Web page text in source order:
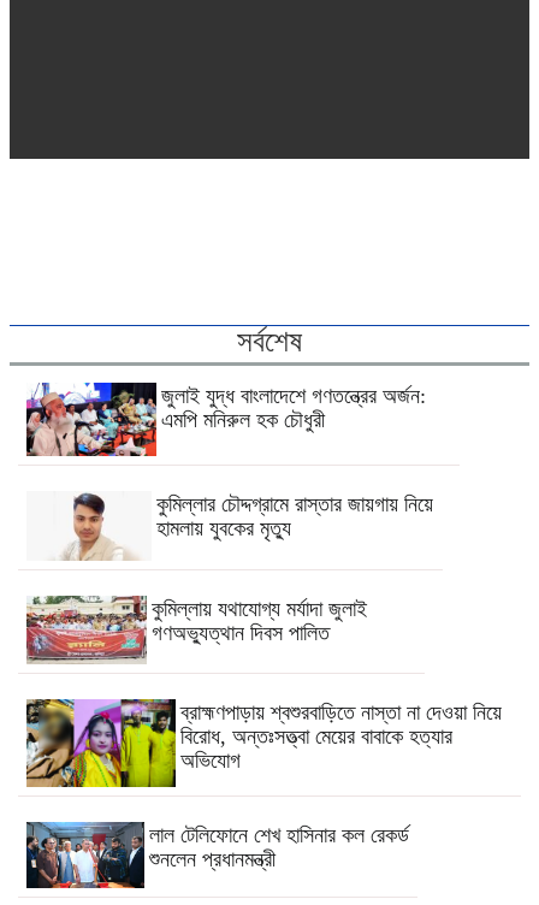
সর্বশেষ
জুলাই যুদ্ধ বাংলাদেশে গণতন্ত্রের অর্জন:
এমপি মনিরুল হক চৌধুরী
কুমিল্লার চৌদ্দগ্রামে রাস্তার জায়গায় নিয়ে
হামলায় যুবকের মৃত্যু
কুমিল্লায় যথাযোগ্য মর্যাদা জুলাই
গণঅভ্যুত্থান দিবস পালিত
ব্রাহ্মণপাড়ায় শ্বশুরবাড়িতে নাস্তা না দেওয়া নিয়ে
বিরোধ, অন্তঃসত্ত্বা মেয়ের বাবাকে হত্যার
অভিযোগ
লাল টেলিফোনে শেখ হাসিনার কল রেকর্ড
শুনলেন প্রধানমন্ত্রী